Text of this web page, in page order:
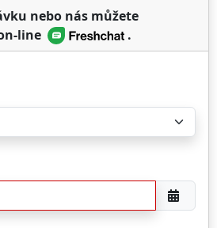
nebo nás můžete
line
.